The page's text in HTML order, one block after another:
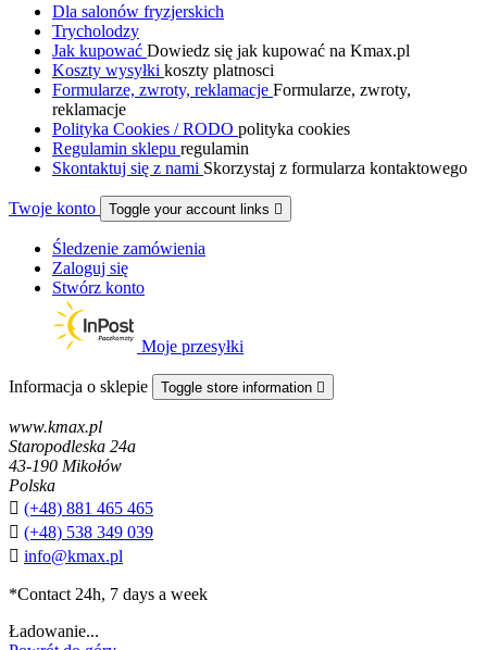
Dla salonów fryzjerskich
Trycholodzy
Jak kupować Dowiedz się jak kupować na Kmax.pl
Koszty wysyłki koszty platnosci
Formularze, zwroty, reklamacje Formularze, zwroty,
reklamacje
Polityka Cookies / RODO polityka cookies
Regulamin sklepu regulamin
Skontaktuj się z nami Skorzystaj z formularza kontaktowego
Twoje konto Toggle your account links 
Śledzenie zamówienia
Zaloguj się
Stwórz konto
Moje przesyłki
Informacja o sklepie Toggle store information 
www.kmax.pl
Staropodleska 24a
43-190 Mikołów
Polska
 (+48) 881 465 465
 (+48) 538 349 039
 info@kmax.pl
*Contact 24h, 7 days a week
Ładowanie...